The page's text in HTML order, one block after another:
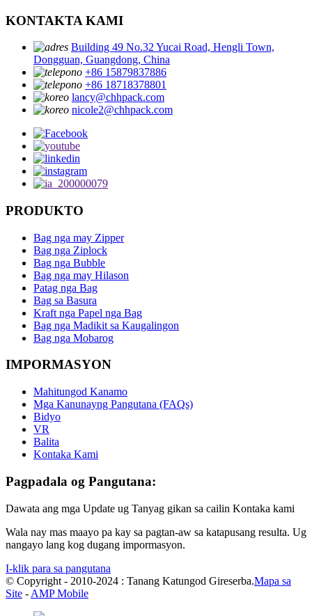
KONTAKTA KAMI
Building 49 No.32 Yucai Road, Hengli Town,
Dongguan, Guangdong, China
+86 15879837886
+86 18718378801
lancy@chhpack.com
nicole2@chhpack.com
PRODUKTO
Bag nga may Zipper
Bag nga Ziplock
Bag nga Bubble
Bag nga may Hilason
Patag nga Bag
Bag sa Basura
Kraft nga Papel nga Bag
Bag nga Madikit sa Kaugalingon
Bag nga Mobarog
IMPORMASYON
Mahitungod Kanamo
Mga Kanunayng Pangutana (FAQs)
Bidyo
VR
Balita
Kontaka Kami
Pagpadala og Pangutana:
Dawata ang mga Update ug Tanyag gikan sa cailin Kontaka kami
Wala nay mas maayo pa kay sa pagtan-aw sa katapusang resulta. Ug
nangayo lang kog dugang impormasyon.
I-klik para sa pangutana
© Copyright - 2010-2024 : Tanang Katungod Gireserba.Mapa sa
Site - AMP Mobile